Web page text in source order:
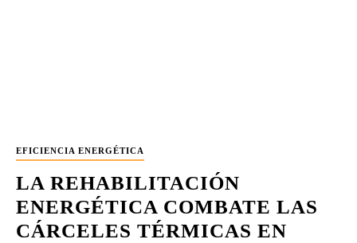
EFICIENCIA ENERGÉTICA
LA REHABILITACIÓN
ENERGÉTICA COMBATE LAS
CÁRCELES TÉRMICAS EN